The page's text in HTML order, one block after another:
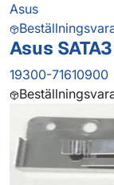
Asus
Asus
19300-71610900